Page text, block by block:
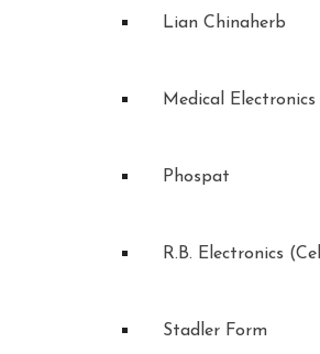
Lian Chinaherb
Medical Electronics
Phospat
R.B. Electronics
Stadler Form